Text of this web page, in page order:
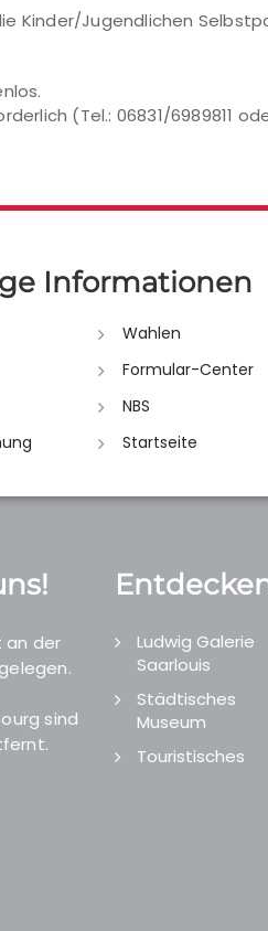
Kinder/Jugendlichen
(Tel.: 06831/6989811
Informationen
Wahlen
Formular-Center
NBS
Startseite
an der
sind
Ludwig Galerie
Saarlouis
Städtisches
Museum
Touristisches